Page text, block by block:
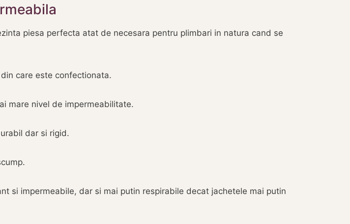
piesa perfecta atat de necesara pentru plimbari in natura cand se
care este confectionata.
mare nivel de impermeabilitate.
dar si rigid.
si impermeabile, dar si mai putin respirabile decat jachetele mai putin